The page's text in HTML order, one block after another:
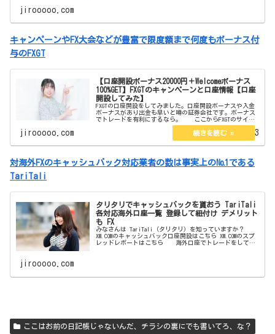
jirooooo.com
キャンペーンやFX大会などが豊富で限度額まで何度もボーナス付
与のFXGT
【口座開設ボーナス20000円＋Welcomeボーナス
100%GET】FXGTのキャンペーンと口座情報【口座
開設してみた】
FXGTの口座開設をしてみました。口座開設ボーナスや入金
ボーナスがあり出金も早いと噂の証券会社です。ボーナス
でトレードを有利にするなら。 ここからFXGTのサイト
に飛べます 【口座開設ボーナス20000円＋Welcomeボー
jirooooo.com 2023.02.13
対海外FXのキャッシュバック対応業者の数は事実上の№1である
TariTali
タリタリでキャッシュバックを貰おう TariTali
各対応海外口座一覧 登録して紐付け デメリット
も FX
みなさんは TariTali（タリタリ）を知っていますか？
XM.COMのキャッシュバック口座開設はこちら XM.COMのスプ
レッドレポートはこちら 海外口座でトレードをしてい
jirooooo.com
ここはお前の日記帳じゃないんだ、チラシの裏にでも書いてろ、な？